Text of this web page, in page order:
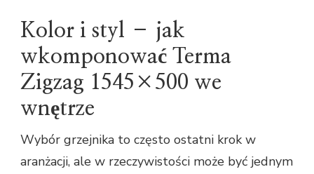
Kolor i styl – jak
wkomponować Terma
Zigzag 1545×500 we
wnętrze
Wybór grzejnika to często ostatni krok w
aranżacji, ale w rzeczywistości może być jednym